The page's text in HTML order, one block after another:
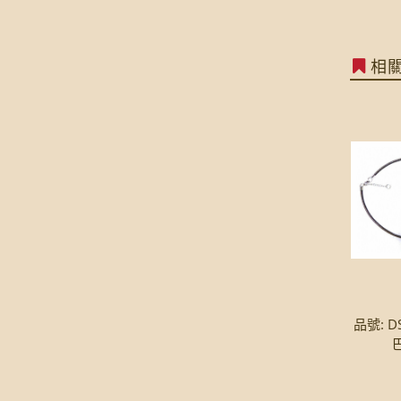
相
品號: